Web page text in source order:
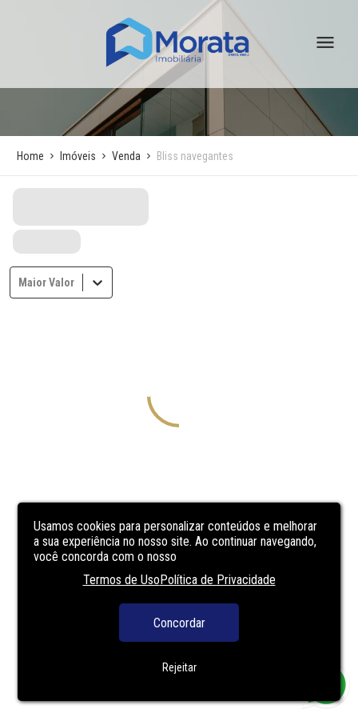
Usamos cookies para personalizar conteúdos e melhorar
a sua experiência no nosso site. Ao continuar navegando,
você concorda com o nosso
Termos de UsoPolítica de Privacidade
Concordar
Rejeitar
Home Imóveis Venda Bliss navegantes
Maior Valor